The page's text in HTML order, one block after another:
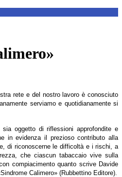
rete e del nostro lavoro è conosciuto
serviamo e quotidianamente si
oggetto di riflessioni approfondite e
in evidenza il prezioso contributo alla
di riconoscerne le difficoltà e i rischi, a
che ciascun tabaccaio vive sulla
compiacimento quanto scrive Davide
Calimero» (Rubbettino Editore).